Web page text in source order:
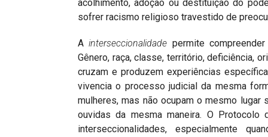
acolhimento, adoção ou destituição do
sofrer racismo religioso travestido de
Ainterseccionalidade permite
Gênero, raça, classe, território, deficiência,
cruzam e produzem experiências
vivencia o processo judicial da mesma
mulheres, mas não ocupam o mesmo
ouvidas da mesma maneira. O Protocolo
interseccionalidades, especialmente